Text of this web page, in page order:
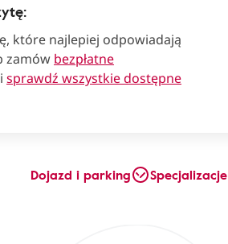
które najlepiej odpowiadają
zamów bezpłatne
sprawdź wszystkie dostępne
Dojazd i parking Specjalizacje